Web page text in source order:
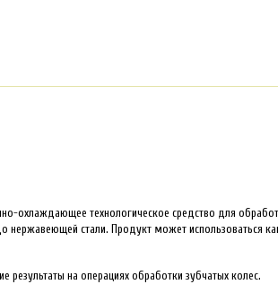
охлаждающее технологическое средство для
нержавеющей стали. Продукт может использоваться
результаты на операциях обработки зубчатых колес.